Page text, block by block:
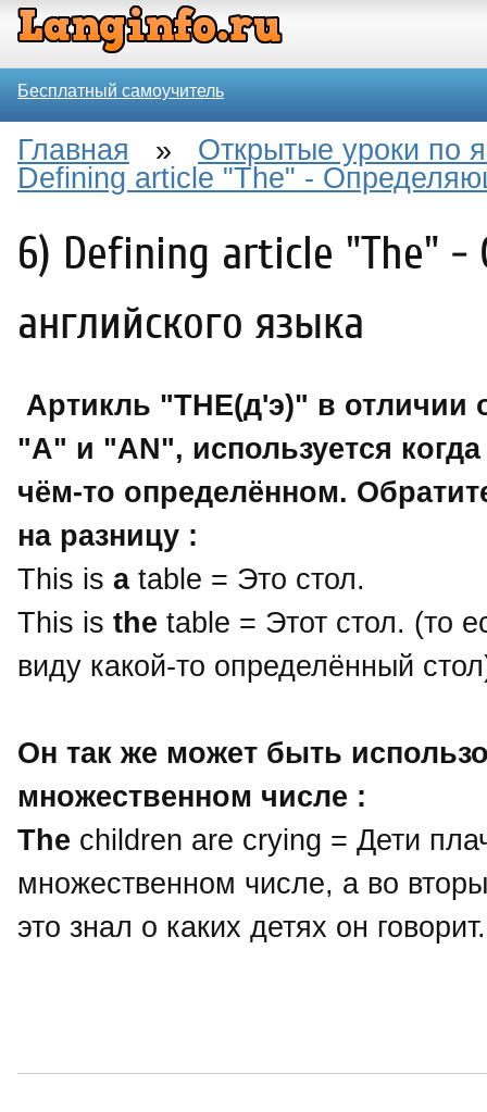
Бесплатный самоучитель
Главная » Открытые уроки по
Defining article "The" -
6) Defining article "The"
английского языка
Артикль "THE(д'э)" в отличии
"A" и "AN", используется
чём-то определённом.
на разницу :
This is atable = Это стол.
This is the table = Этот стол. (то
виду какой-то определённый
Он так же может быть
множественном числе :
The children are crying = Дети
множественном числе, а во
это знал о каких детях он говорит.